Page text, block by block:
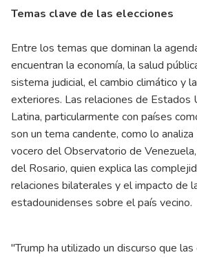
Temas clave de las elecciones
Entre los temas que dominan la
encuentran la economía, la salud
sistema judicial, el cambio climático y
exteriores. Las relaciones de Estados
Latina, particularmente con países
son un tema candente, como lo
vocero del Observatorio de
del Rosario, quien explica las
relaciones bilaterales y el impacto de
estadounidenses sobre el país vecino.
"Trump ha utilizado un discurso que